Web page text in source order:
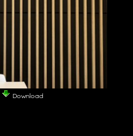
Download